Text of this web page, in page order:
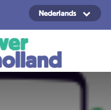
Nederlands